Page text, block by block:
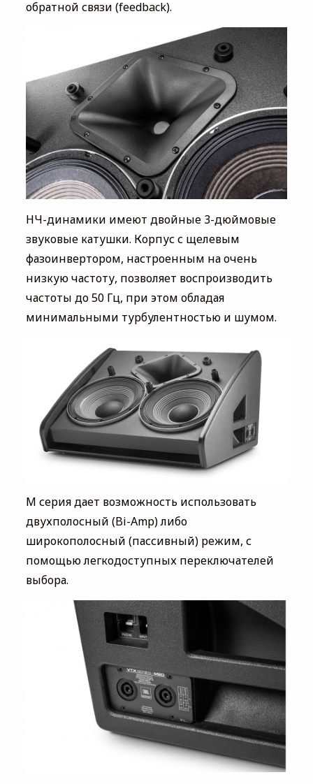
обратной связи (feedback).
НЧ-динамики имеют двойные 3-дюймовые
звуковые катушки. Корпус с щелевым
фазоинвертором, настроенным на очень
низкую частоту, позволяет воспроизводить
частоты до 50 Гц, при этом обладая
минимальными турбулентностью и шумом.
М серия дает возможность использовать
двухполосный (Bi-Amp) либо
широкополосный (пассивный) режим, с
помощью легкодоступных переключателей
выбора.